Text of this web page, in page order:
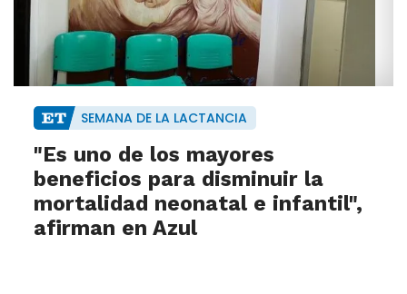
SEMANA DE LA LACTANCIA
"Es uno de los mayores
beneficios para disminuir la
mortalidad neonatal e infantil",
afirman en Azul